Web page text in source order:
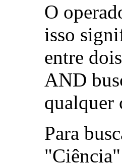
O
isso
entre
AND
qualquer
Para